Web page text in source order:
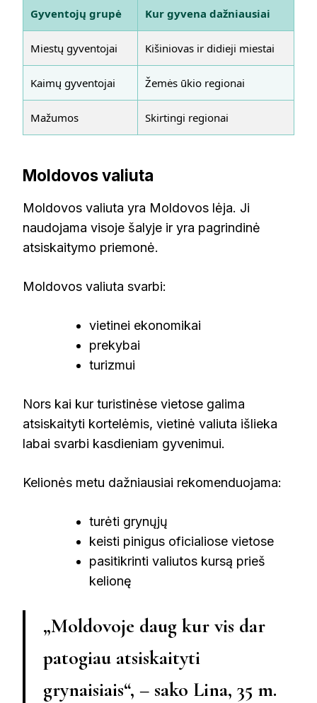
Gyventojų grupė Kur gyvena dažniausiai
Miestų gyventojai Kišiniovas ir didieji miestai
Kaimų gyventojai Žemės ūkio regionai
Mažumos Skirtingi regionai
Moldovos valiuta
Moldovos valiuta yra Moldovos lėja. Ji
naudojama visoje šalyje ir yra pagrindinė
atsiskaitymo priemonė.
Moldovos valiuta svarbi:
vietinei ekonomikai
prekybai
turizmui
Nors kai kur turistinėse vietose galima
atsiskaityti kortelėmis, vietinė valiuta išlieka
labai svarbi kasdieniam gyvenimui.
Kelionės metu dažniausiai rekomenduojama:
turėti grynųjų
keisti pinigus oficialiose vietose
pasitikrinti valiutos kursą prieš
kelionę
„Moldovoje daug kur vis dar
patogiau atsiskaityti
grynaisiais“, – sako Lina, 35 m.